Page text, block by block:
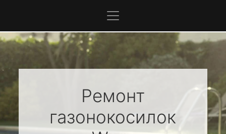
Ремонт
газонокосилок